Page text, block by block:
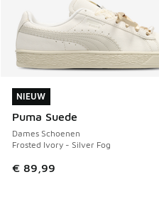
NIEUW
Puma Suede
Dames Schoenen
Frosted Ivory - Silver Fog
€ 89,99
NIEUW